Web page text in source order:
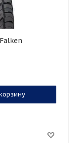
45
75
Falken